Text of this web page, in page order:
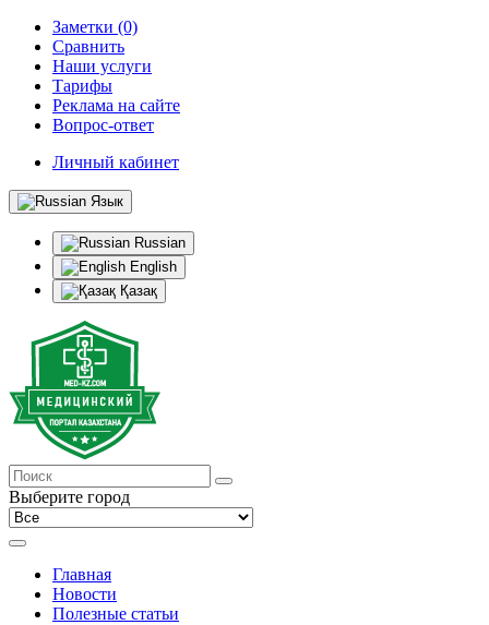
Заметки (0)
Сравнить
Наши услуги
Тарифы
Реклама на сайте
Вопрос-ответ
Личный кабинет
Язык
Russian
English
Қазақ
Выберите город
Главная
Новости
Полезные статьи